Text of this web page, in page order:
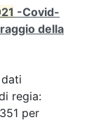
-Covid-
della
regia:
per